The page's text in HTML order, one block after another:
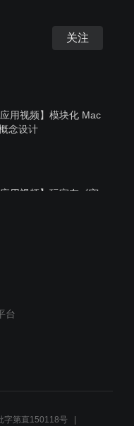
关注
应用视频】模块化 Mac
念设计
应用视频】玩家在《守
台
字第直150118号